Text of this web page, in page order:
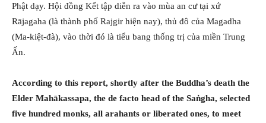
Phật dạy. Hội đồng Kết tập diễn ra vào mùa an cư tại xứ
Rājagaha (là thành phố Rajgir hiện nay), thủ đô của Magadha
(Ma-kiệt-đà), vào thời đó là tiểu bang thống trị của miền Trung
Ấn.
According to this report, shortly after the Buddha’s death the
Elder Mahākassapa, the de facto head of the Saṅgha, selected
five hundred monks, all arahants or liberated ones, to meet